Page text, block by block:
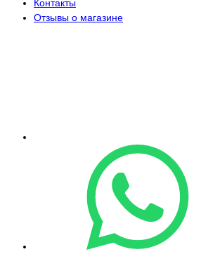
Контакты
Отзывы о магазине